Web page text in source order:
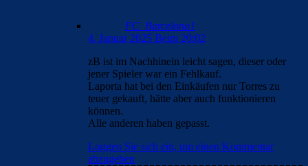
FC_Barcelona1
4. Januar 2025 Beim 20:02
zB ist im Nachhinein leicht sagen, dieser oder
jener Spieler war ein Fehlkauf.
Laporta hat bei den Einkäufen nur Torres zu
teuer gekauft, hätte aber auch funktionieren
können.
Alle anderen haben gepasst.
Loggen Sie sich ein, um einen Kommentar
abzugeben